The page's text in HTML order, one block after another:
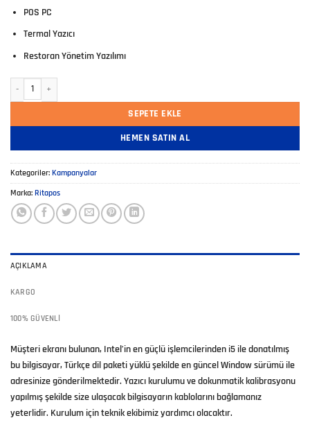
POS PC
Termal Yazıcı
Restoran Yönetim Yazılımı
Çift Ekranlı POS PC Kampanyası adet
SEPETE EKLE
HEMEN SATIN AL
Kategoriler: Kampanyalar
Marka: Ritapos
AÇIKLAMA
KARGO
100% GÜVENLI
Müşteri ekranı bulunan, Intel’in en güçlü işlemcilerinden i5 ile donatılmış
bu bilgisayar, Türkçe dil paketi yüklü şekilde en güncel Window sürümü ile
adresinize gönderilmektedir. Yazıcı kurulumu ve dokunmatik kalibrasyonu
yapılmış şekilde size ulaşacak bilgisayarın kablolarını bağlamanız
yeterlidir. Kurulum için teknik ekibimiz yardımcı olacaktır.